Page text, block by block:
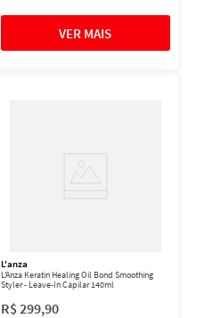
L'anza
L'Anza Keratin Healing Oil Bond Smoothing
Styler - Leave-In Capilar 140ml
R$299,90